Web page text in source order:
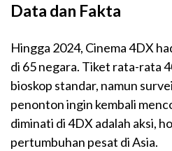
Data dan Fakta
Hingga 2024, Cinema 4DX
di 65 negara. Tiket rata-rata
bioskop standar, namun
penonton ingin kembali
diminati di 4DX adalah aksi,
pertumbuhan pesat di Asia.